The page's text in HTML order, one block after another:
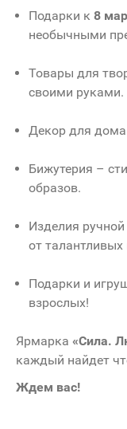
Подарки к 8
необычными
Товары для
своими руками.
Декор для дома
Бижутерия –
образов.
Изделия
от талантливых
Подарки и
взрослых!
Ярмарка «Сила.
каждый найдет
Ждем вас!